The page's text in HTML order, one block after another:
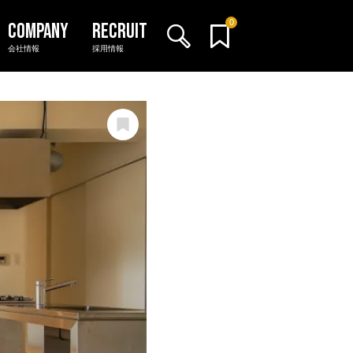
0
会社情報 採用情報